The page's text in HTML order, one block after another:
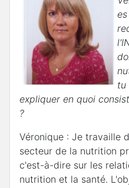
tu
expliquer en quoi
?
Véronique : Je travaille
secteur de la nutrition
c'est-à-dire sur les
nutrition et la santé.